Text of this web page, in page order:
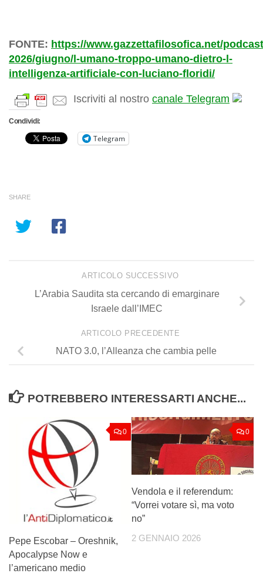
FONTE: https://www.gazzettafilosofica.net/
2026/giugno/l-umano-troppo-umano-dietro-l-
intelligenza-artificiale-con-luciano-floridi/
Iscriviti al nostro canale Telegram
Condividi:
Telegram
SHARE
ARTICOLO SUCCESSIVO
L’Arabia Saudita sta cercando di emarginare
Israele dall’IMEC
ARTICOLO PRECEDENTE
NATO 3.0, l’Alleanza che cambia pelle
POTREBBERO INTERESSARTI ANCHE...
0
Pepe Escobar – Oreshnik,
Apocalypse Now e
l’americano medio
0
Vendola e il referendum:
“Vorrei votare sì, ma voto
no”
2 GENNAIO 2026